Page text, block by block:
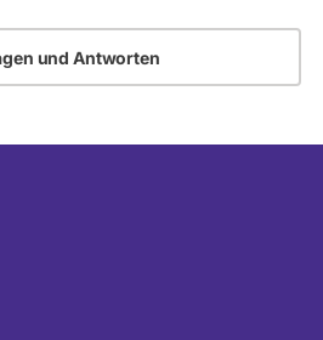
und Antworten